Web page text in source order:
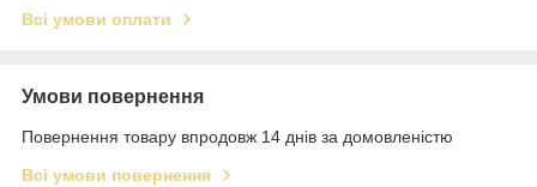
Всі умови оплати
Умови повернення
Повернення товару впродовж 14 днів за домовленістю
Всі умови повернення